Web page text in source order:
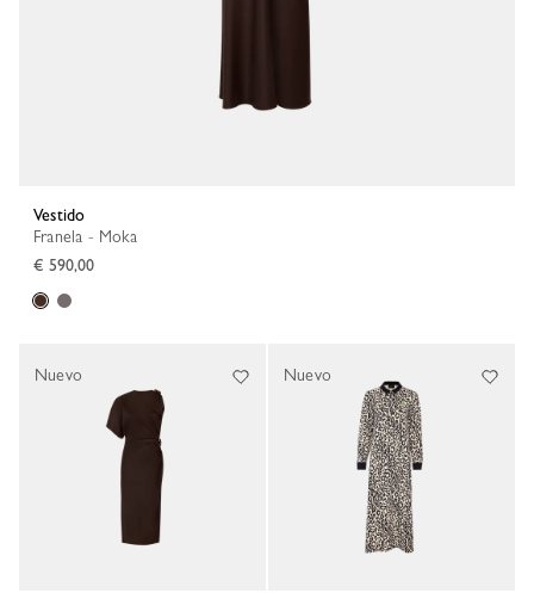
Vestido
Franela - Moka
€ 590,00
Nuevo Nuevo